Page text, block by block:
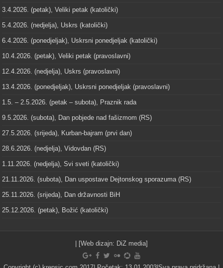
3.4.2026. (petak), Veliki petak (katolički)
5.4.2026. (nedjelja), Uskrs (katolički)
6.4.2026. (ponedjeljak), Uskrsni ponedjeljak (katolički)
10.4.2026. (petak), Veliki petak (pravoslavni)
12.4.2026. (nedjelja), Uskrs (pravoslavni)
13.4.2026. (ponedjeljak), Uskrsni ponedjeljak (pravoslavni)
1.5. – 2.5.2026. (petak – subota), Praznik rada
9.5.2026. (subota), Dan pobjede nad fašizmom (RS)
27.5.2026. (srijeda), Kurban-bajram (prvi dan)
28.6.2026. (nedjelja), Vidovdan (RS)
1.11.2026. (nedjelja), Svi sveti (katolički)
21.11.2026. (subota), Dan uspostave Dejtonskog sporazuma (RS)
25.11.2026. (srijeda), Dan državnosti BiH
25.12.2026. (petak), Božić (katolički)
| [Web dizajn: DiZ media]